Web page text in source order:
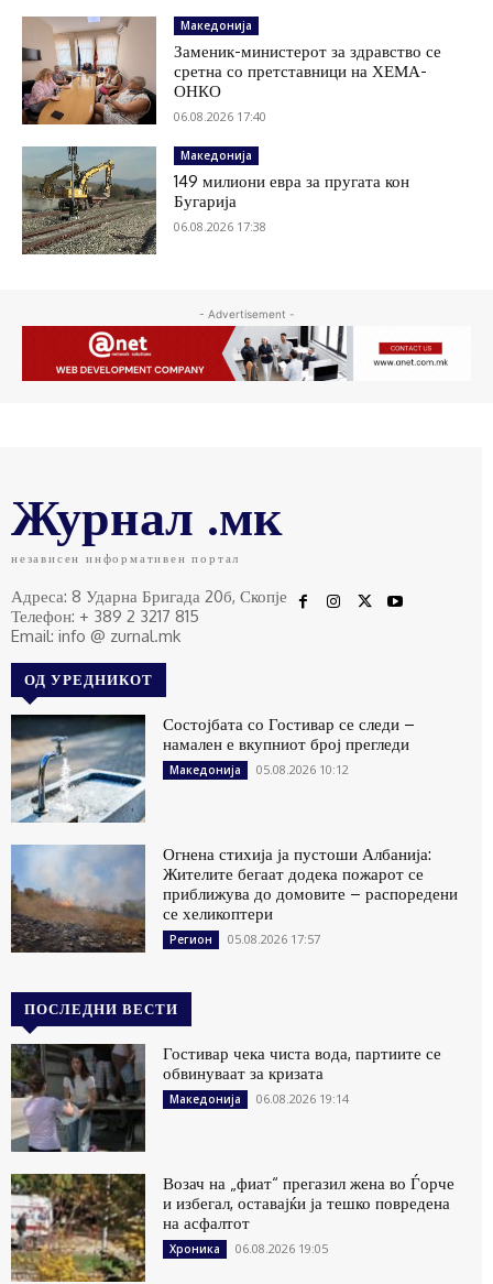
Македонија
Заменик-министерот за здравство се
сретна со претставници на ХЕМА-
ОНКО
06.08.2026 17:40
Македонија
149 милиони евра за пругата кон
Бугарија
06.08.2026 17:38
- Advertisement -
Журнал .мк
независен информативен портал
Адреса: 8 Ударна Бригада 20б, Скопје
Телефон: + 389 2 3217 815
Email: info @ zurnal.mk
ОД УРЕДНИКОТ
Состојбата со Гостивар се следи –
намален е вкупниот број прегледи
Македонија 05.08.2026 10:12
Огнена стихија ја пустоши Албанија:
Жителите бегаат додека пожарот се
приближува до домовите – распоредени
се хеликоптери
Регион 05.08.2026 17:57
ПОСЛЕДНИ ВЕСТИ
Гостивар чека чиста вода, партиите се
обвинуваат за кризата
Македонија 06.08.2026 19:14
Возач на „фиат“ прегазил жена во Ѓорче
и избегал, оставајќи ја тешко повредена
на асфалтот
Хроника 06.08.2026 19:05